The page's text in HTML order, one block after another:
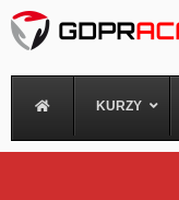
Preskočiť
na
obsah
KURZY